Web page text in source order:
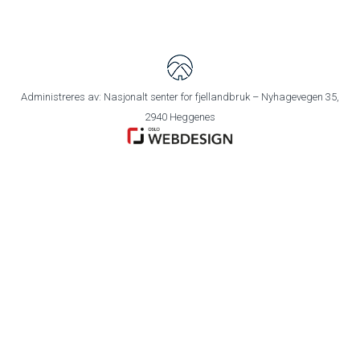
Administreres av: Nasjonalt senter for fjellandbruk – Nyhagevegen 35,
2940 Heggenes